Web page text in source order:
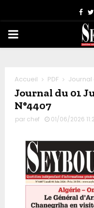
PRIMARY
Accueil PDF Journal
Journal du 01
N°4407
par chef 01/06/2026